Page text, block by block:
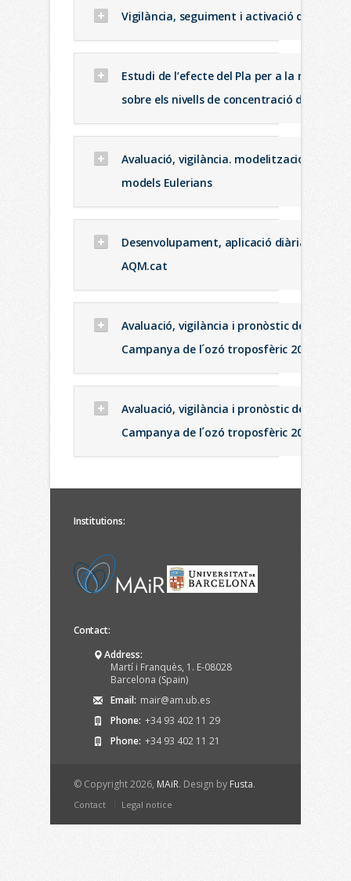
Vigilància, seguiment i activació de
Estudi de l’efecte del Pla per a la millora
sobre els nivells de concentració d´ozó a
Avaluació, vigilància. modelització i
models Eulerians
Desenvolupament, aplicació diària i
AQM.cat
Avaluació, vigilància i pronòstic de la
Campanya de l´ozó troposfèric 2007
Avaluació, vigilància i pronòstic de la
Campanya de l´ozó troposfèric 2006
Institutions:
Contact:
Address:
Martí i Franquès, 1. E-08028
Barcelona (Spain)
Email: mair@am.ub.es
Phone: +34 93 402 11 29
Phone: +34 93 402 11 21
© Copyright 2026, MAiR. Design by Fusta.
Contact Legal notice